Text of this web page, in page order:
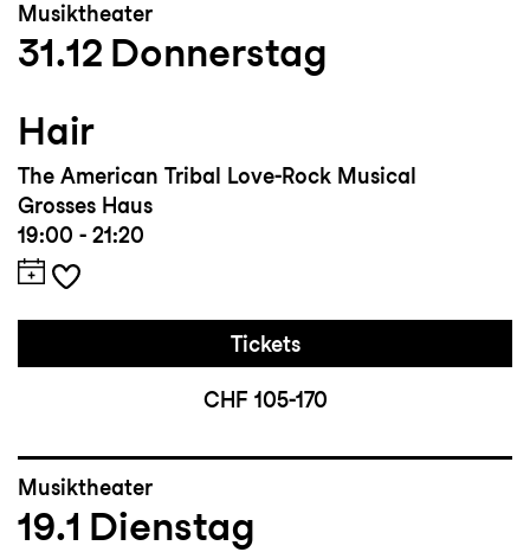
Musiktheater
31.12 Donnerstag
Hair
The American Tribal Love-Rock Musical
Grosses Haus
19:00 - 21:20
Tickets
CHF 105-170
Musiktheater
19.1 Dienstag